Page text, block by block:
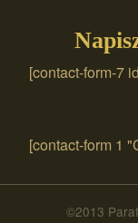
[contact-form-7
[contact-form 1
©2013